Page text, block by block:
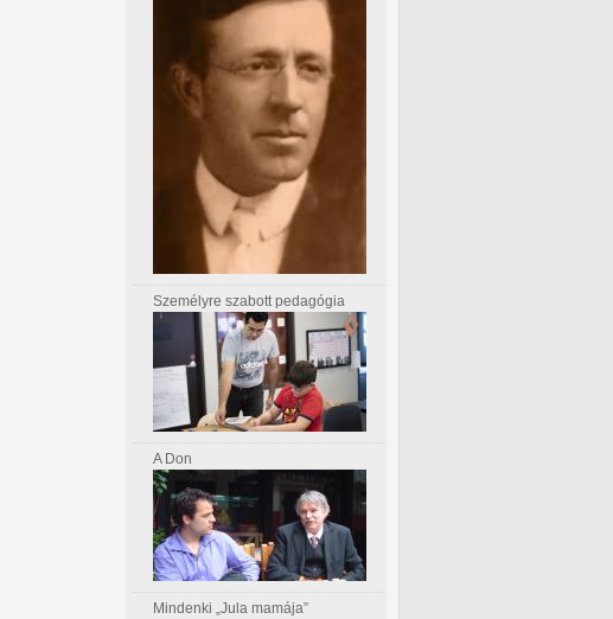
Személyre szabott pedagógia
A Don
Mindenki „Jula mamája”